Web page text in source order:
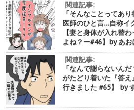
関連記事:
「そんなことってあ
医師のひと言…自称イ
【妻と身体が入れ替
よね？ー#46】by あお
関連記事:
「なんで謝らないん
がたどり着いた『答
行きました #65】 by